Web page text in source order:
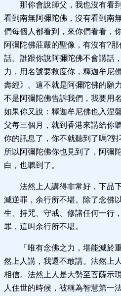
那你會說師父，我也沒有看
看到南無阿彌陀佛，沒有看到南
們每個人都看到，來你們看看，
阿彌陀佛莊嚴的聖像，有沒有?
話。誰跟你說阿彌陀佛不會講話
力，用名號要救度你，釋迦牟尼
壽經》。這不就是阿彌陀佛的願
不是阿彌陀佛告訴我們，我要用
如果你又說：釋迦牟尼佛也入涅
父每三個月，就到香港來講給你
你的訊息了，你不就聽到了嗎?對
所以阿彌陀佛你也見到了，阿彌
白，也聽到了。
法然上人講得非常好，下品
滅逆罪，余行所不堪。除了念佛
生、持咒、守戒、修諸任何一行
罪，這叫余行所不堪。
「唯有念佛之力，堪能滅於
然上人講，我還不敢講。法然上
相信。法然上人是大勢至菩薩示
人住世的時候，被稱為智慧第一